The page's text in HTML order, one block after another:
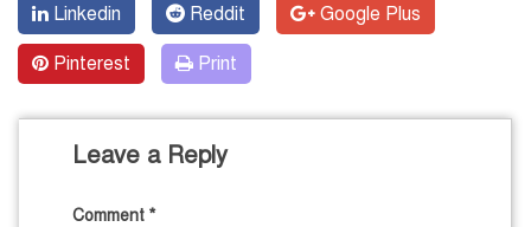
Linkedin Reddit Google Plus
Pinterest Print
Leave a Reply
Comment *